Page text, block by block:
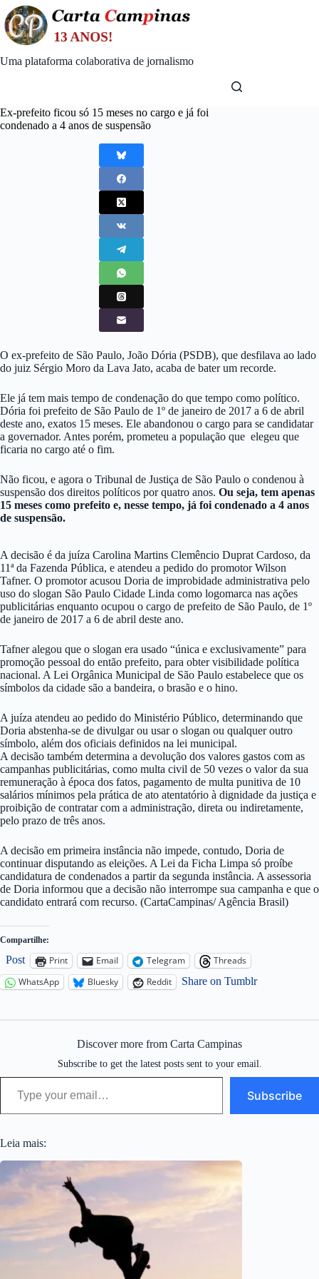
Skip
to
content
Uma plataforma colaborativa de jornalismo
Ex-prefeito ficou só 15 meses no cargo e já foi
condenado a 4 anos de suspensão
O ex-prefeito de São Paulo, João Dória (PSDB), que desfilava ao lado
do juiz Sérgio Moro da Lava Jato, acaba de bater um recorde.
Ele já tem mais tempo de condenação do que tempo como político.
Dória foi prefeito de São Paulo de 1º de janeiro de 2017 a 6 de abril
deste ano, exatos 15 meses. Ele abandonou o cargo para se candidatar
a governador. Antes porém, prometeu a população que elegeu que
ficaria no cargo até o fim.
Não ficou, e agora o Tribunal de Justiça de São Paulo o condenou à
suspensão dos direitos políticos por quatro anos. Ou seja, tem apenas
15 meses como prefeito e, nesse tempo, já foi condenado a 4 anos
de suspensão.
A decisão é da juíza Carolina Martins Clemêncio Duprat Cardoso, da
11ª da Fazenda Pública, e atendeu a pedido do promotor Wilson
Tafner. O promotor acusou Doria de improbidade administrativa pelo
uso do slogan São Paulo Cidade Linda como logomarca nas ações
publicitárias enquanto ocupou o cargo de prefeito de São Paulo, de 1º
de janeiro de 2017 a 6 de abril deste ano.
Tafner alegou que o slogan era usado “única e exclusivamente” para
promoção pessoal do então prefeito, para obter visibilidade política
nacional. A Lei Orgânica Municipal de São Paulo estabelece que os
símbolos da cidade são a bandeira, o brasão e o hino.
A juíza atendeu ao pedido do Ministério Público, determinando que
Doria abstenha-se de divulgar ou usar o slogan ou qualquer outro
símbolo, além dos oficiais definidos na lei municipal.
A decisão também determina a devolução dos valores gastos com as
campanhas publicitárias, como multa civil de 50 vezes o valor da sua
remuneração à época dos fatos, pagamento de multa punitiva de 10
salários mínimos pela prática de ato atentatório à dignidade da justiça e
proibição de contratar com a administração, direta ou indiretamente,
pelo prazo de três anos.
A decisão em primeira instância não impede, contudo, Doria de
continuar disputando as eleições. A Lei da Ficha Limpa só proíbe
candidatura de condenados a partir da segunda instância. A assessoria
de Doria informou que a decisão não interrompe sua campanha e que o
candidato entrará com recurso. (CartaCampinas/ Agência Brasil)
Compartilhe:
Post Print Email Telegram
Threads
WhatsApp
Bluesky Reddit Share on Tumblr
Discover more from Carta Campinas
Subscribe to get the latest posts sent to your email.
Type your email…
Subscribe
Leia mais: